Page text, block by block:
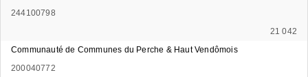
244100798
21 042
Communauté de Communes du Perche & Haut Vendômois
200040772